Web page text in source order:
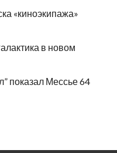
«киноэкипажа»
в новом
показал Мессье 64